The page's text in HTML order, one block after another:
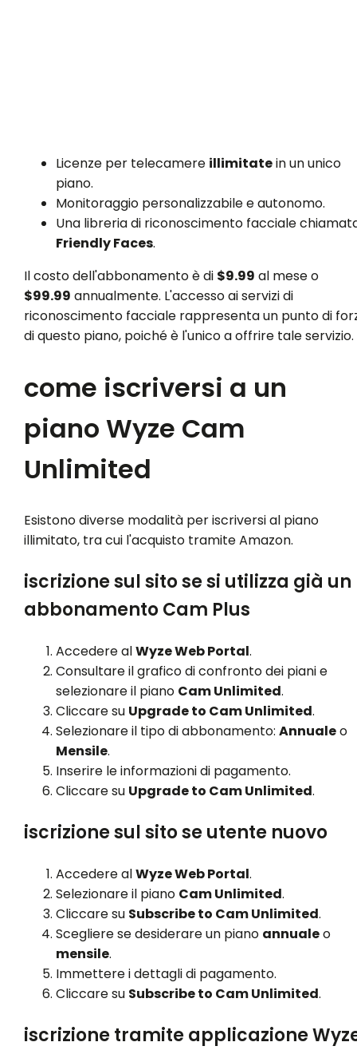
Licenze per telecamere illimitatein un unico
piano.
Monitoraggio personalizzabile e autonomo.
Una libreria di riconoscimento facciale
Friendly Faces.
Il costo dell'abbonamento è di $9.99 al mese o
$99.99 annualmente. L'accesso ai servizi di
riconoscimento facciale rappresenta un punto di
di questo piano, poiché è l'unico a offrire tale servizio.
come iscriversi a un
piano Wyze Cam
Unlimited
Esistono diverse modalità per iscriversi al piano
illimitato, tra cui l'acquisto tramite Amazon.
iscrizione sul sito se si utilizza già un
abbonamento Cam Plus
Accedere alWyze Web Portal.
Consultare il grafico di confronto dei piani e
selezionare il piano Cam Unlimited.
Cliccare su Upgrade to Cam Unlimited.
Selezionare il tipo di abbonamento: Annualeo
Mensile.
Inserire le informazioni di pagamento.
Cliccare su Upgrade to Cam Unlimited.
iscrizione sul sito se utente nuovo
Accedere alWyze Web Portal.
Selezionare il piano Cam Unlimited.
Cliccare su Subscribe to Cam Unlimited.
Scegliere se desiderare un piano annualeo
mensile.
Immettere i dettagli di pagamento.
Cliccare su Subscribe to Cam Unlimited.
iscrizione tramite applicazione